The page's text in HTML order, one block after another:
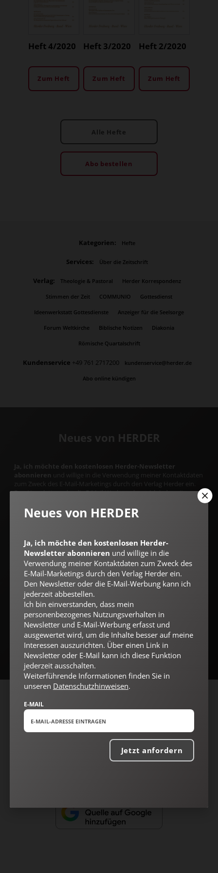
Heft 4/2020
Zum Heft
Heft 3/2020
Zum Heft
Heft 2/2020
Zum Heft
Alle Hefte
Abo bestellen
Kategorien: Hefte
Services: Über die Zeitschrift
Verlag: Theologie & Pastoral Herder Korrespondenz
Stimmen der Zeit COMMUNIO Gottesdienst
Ideenwerkstatt Gottesdienste Anzeiger für die Seelsorge
Forum Weltkirche Biblische Notizen Diakonia
Römische Quartalschrift
Kundenservice +49 761 2717200 kundenservice@herder.de
Abo online kündigen
Neues von HERDER
Ja, ich möchte den kostenlosen Herder-Newsletter
abonnieren und willige in die Verwendung meiner Kontaktdaten
zum Zweck des E-Mail-Marketings durch den Verlag Herder ein.
Den Newsletter oder die E-Mail-Werbung kann ich jederzeit
Ich bin einverstanden, dass mein personenbezogenes
Nutzungsverhalten in Newsletter und E-Mail-Werbung erfasst
Mail kann ich diese Funktion jederzeit ausschalten.
Weiterführende Informationen finden Sie in unseren
Datenschutzhinweisen.
Jetzt anmelden
AGB und Widerrufsbelehrung
Abo online kündigen
Neues von HERDER
Ja, ich möchte den kostenlosen Herder-
Newsletter abonnieren und willige in die
Verwendung meiner Kontaktdaten zum Zweck des
E-Mail-Marketings durch den Verlag Herder ein.
Den Newsletter oder die E-Mail-Werbung kann ich
jederzeit abbestellen.
Ich bin einverstanden, dass mein
personenbezogenes Nutzungsverhalten in
Newsletter und E-Mail-Werbung erfasst und
ausgewertet wird, um die Inhalte besser auf meine
Interessen auszurichten. Über einen Link in
Newsletter oder E-Mail kann ich diese Funktion
jederzeit ausschalten.
Weiterführende Informationen finden Sie in
unseren Datenschutzhinweisen.
E-MAIL
Jetzt anfordern